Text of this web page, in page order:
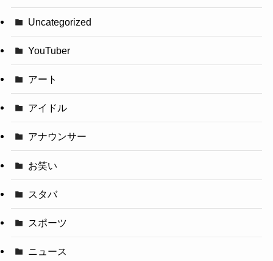
Uncategorized
YouTuber
アート
アイドル
アナウンサー
お笑い
スタバ
スポーツ
ニュース